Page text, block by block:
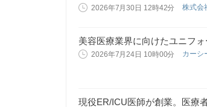
2026年7月30日 12時42分 株式会
美容医療業界に向けたユニフ
2026年7月24日 10時00分 カーシ
現役ER/ICU医師が創業。医療